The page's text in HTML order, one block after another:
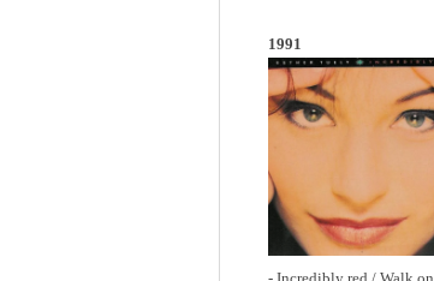
1991